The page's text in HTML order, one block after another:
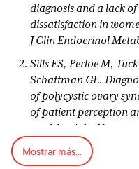
diagnosis and a lack
dissatisfaction in
J Clin Endocrinol
Sills ES, Perloe M,
Schattman GL.
of polycystic ovary
of patient perception
confidential self
Mostrar más...